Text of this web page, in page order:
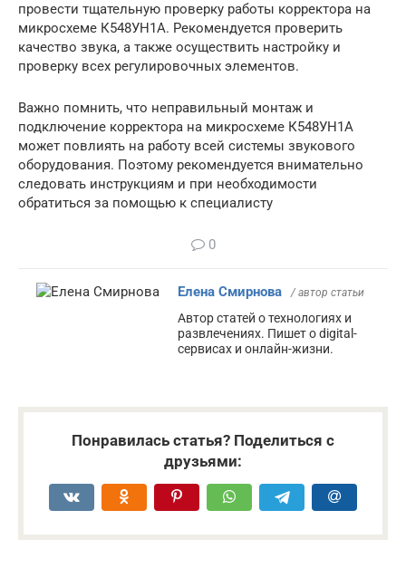
провести тщательную проверку работы корректора на
микросхеме К548УН1А. Рекомендуется проверить
качество звука, а также осуществить настройку и
проверку всех регулировочных элементов.
Важно помнить, что неправильный монтаж и
подключение корректора на микросхеме К548УН1А
может повлиять на работу всей системы звукового
оборудования. Поэтому рекомендуется внимательно
следовать инструкциям и при необходимости
обратиться за помощью к специалисту
0
Елена Смирнова / автор статьи
Автор статей о технологиях и
развлечениях. Пишет о digital-
сервисах и онлайн-жизни.
Понравилась статья? Поделиться с
друзьями: